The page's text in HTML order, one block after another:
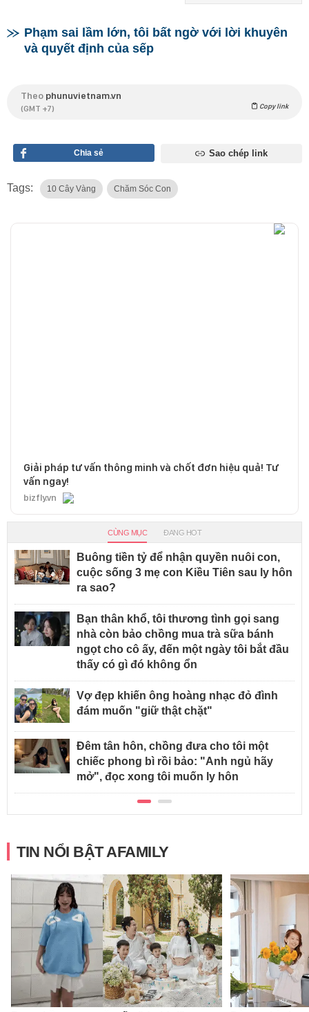
Phạm sai lầm lớn, tôi bất ngờ với lời khuyên
và quyết định của sếp
Theo phunuvietnam.vn
(GMT +7) Copy link
Chia sẻ Sao chép link
Tags: 10 Cây Vàng Chăm Sóc Con
Giải pháp tư vấn thông minh và chốt đơn hiệu quả! Tư
vấn ngay!
bizfly.vn
CÙNG MỤC ĐANG HOT
Buông tiền tỷ để nhận quyền nuôi con,
cuộc sống 3 mẹ con Kiều Tiên sau ly hôn
ra sao?
Bạn thân khổ, tôi thương tình gọi sang
nhà còn bảo chồng mua trà sữa bánh
ngọt cho cô ấy, đến một ngày tôi bắt đầu
thấy có gì đó không ổn
Vợ đẹp khiến ông hoàng nhạc đỏ đình
đám muốn "giữ thật chặt"
Đêm tân hôn, chồng đưa cho tôi một
chiếc phong bì rồi bảo: "Anh ngủ hãy
mở", đọc xong tôi muốn ly hôn
TIN NỔI BẬT AFAMILY